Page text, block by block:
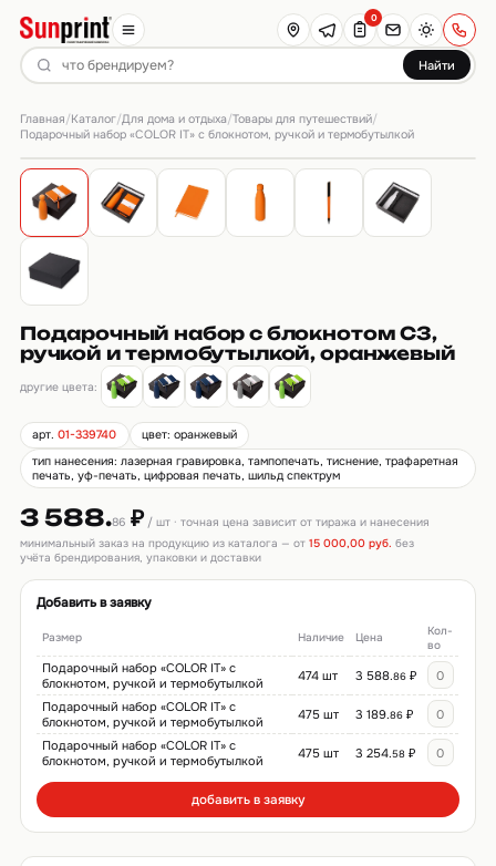
Найти
0
Главная/Каталог/Для дома и отдыха/Товары для путешествий/
Подарочный набор «COLOR IT» c блокнотом, ручкой и термобутылкой
Подарочный набор c блокнотом C3,
ручкой и термобутылкой, оранжевый
другие цвета:
арт.01-339740
цвет: оранжевый
тип нанесения: лазерная гравировка, тампопечать, тиснение, трафаретная
печать, уф-печать, цифровая печать, шильд спектрум
3 588.86₽/ шт · точная цена зависит от тиража и нанесения
минимальный заказ на продукцию из каталога — от 15 000,00 руб. без
учёта брендирования, упаковки и доставки
Добавить в заявку
Размер Наличие Цена
Кол-
во
Подарочный набор «COLOR IT» c
блокнотом, ручкой и термобутылкой
474 шт 3 588.86₽
Подарочный набор «COLOR IT» c
блокнотом, ручкой и термобутылкой
475 шт 3 189.86₽
Подарочный набор «COLOR IT» c
блокнотом, ручкой и термобутылкой
475 шт 3 254.58₽
добавить в заявку